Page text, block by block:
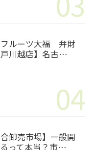
フルーツ大福 弁財
川越店】名古…
04
合卸売市場】一般開
って本当？市…